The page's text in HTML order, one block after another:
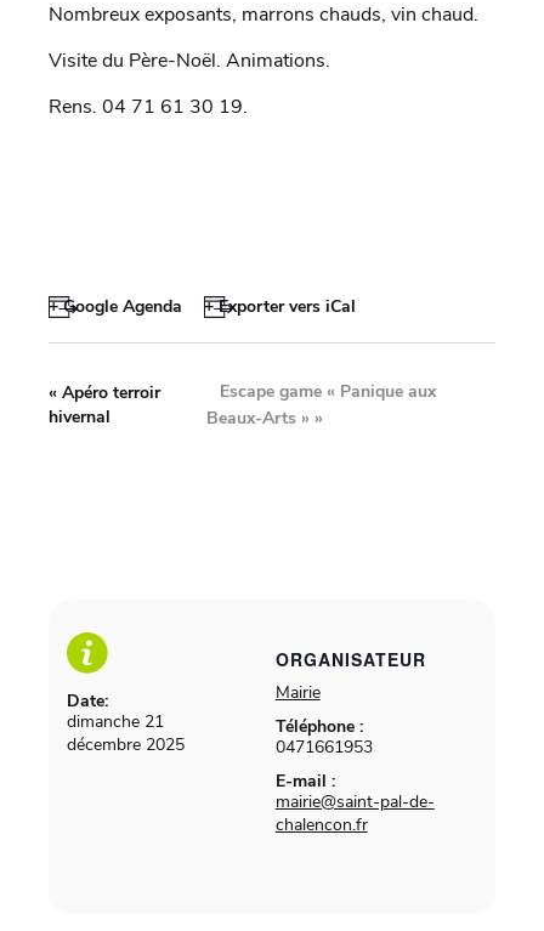
Nombreux exposants, marrons chauds, vin chaud.
Visite du Père-Noël. Animations.
Rens. 04 71 61 30 19.
+ Google Agenda + Exporter vers iCal
Date:
dimanche 21
décembre 2025
ORGANISATEUR
Mairie
Téléphone :
0471661953
E-mail :
mairie@saint-pal-de-
chalencon.fr
« Apéro terroir
hivernal
Escape game « Panique aux
Beaux-Arts »»